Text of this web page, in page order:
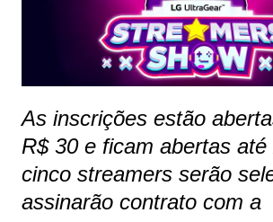
As inscrições estão
R$ 30 e ficam abertas até
cinco streamers serão
assinarão contrato com a